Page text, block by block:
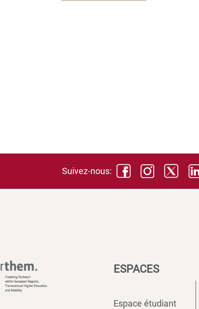
Suivez-nous:
ESPACES
Espace étudiant